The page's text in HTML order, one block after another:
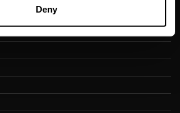
Deny